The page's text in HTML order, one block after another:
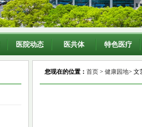
医院动态 医共体 特色医疗
您现在的位置： 首页 > 健康园地> 文